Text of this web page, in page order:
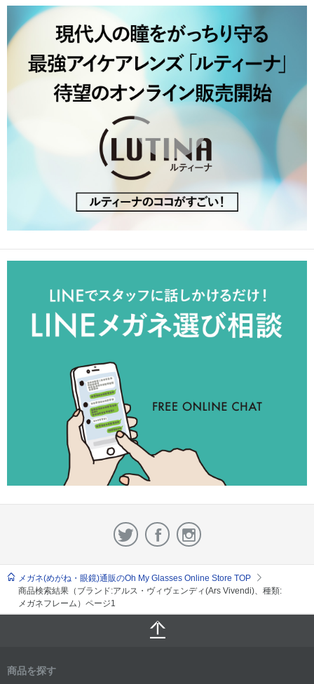
メガネ(めがね・眼鏡)通販のOh My Glasses Online Store TOP
商品検索結果（ブランド:アルス・ヴィヴェンディ(Ars Vivendi)、種類:
メガネフレーム）ページ1
商品を探す